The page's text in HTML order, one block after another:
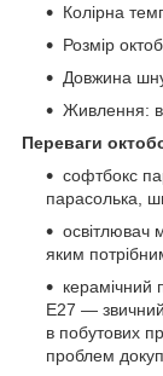
Колірна
Розмір
Довжина
Живлення:
Переваги
софтбокс
парасолька,
освітлювач
яким
керамічний
E27 — звичний
в побутових
проблем